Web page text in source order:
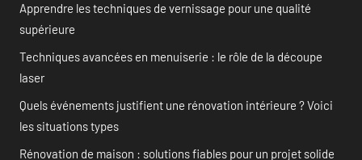
Apprendre les techniques de vernissage pour une qualité
supérieure
Techniques avancées en menuiserie : le rôle de la découpe
laser
Quels événements justifient une rénovation intérieure ? Voici
les situations types
Rénovation de maison : solutions fiables pour un projet solide